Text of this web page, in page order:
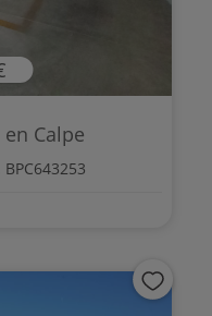
Calpe
BPC643253